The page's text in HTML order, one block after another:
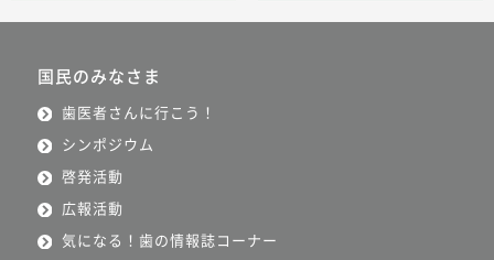
国民のみなさま
歯医者さんに行こう！
シンポジウム
啓発活動
広報活動
気になる！歯の情報誌コーナー